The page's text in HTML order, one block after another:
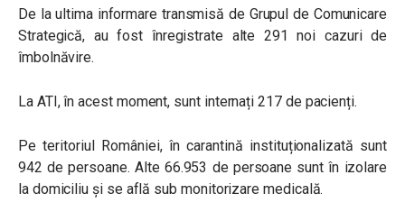
De la ultima informare transmisă de Grupul de Comunicare
Strategică, au fost înregistrate alte 291 noi cazuri de
îmbolnăvire.
La ATI, în acest moment, sunt internați 217 de pacienți.
Pe teritoriul României, în carantină instituționalizată sunt
942 de persoane. Alte 66.953 de persoane sunt în izolare
la domiciliu și se află sub monitorizare medicală.